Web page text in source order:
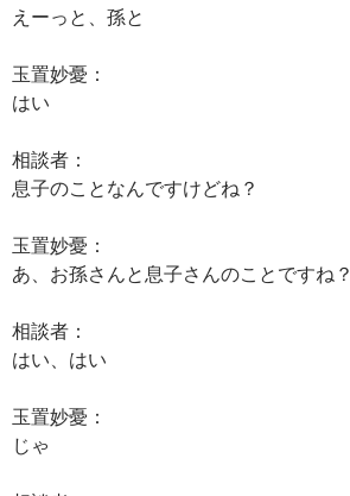
えーっと、孫と
玉置妙憂：
はい
相談者：
息子のことなんですけどね？
玉置妙憂：
あ、お孫さんと息子さんのことですね？
相談者：
はい、はい
玉置妙憂：
じゃ